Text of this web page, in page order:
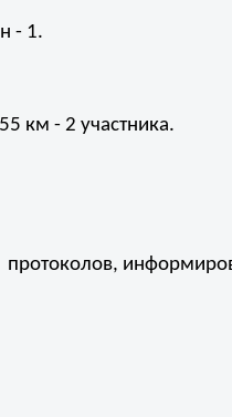
- 1.
км - 2 участника.